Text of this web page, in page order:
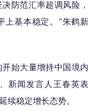
防范汇率超调风险，
上基本稳定。”朱鹤新
始大量增持中国境内
新闻发言人王春英表
续稳定增长态势。